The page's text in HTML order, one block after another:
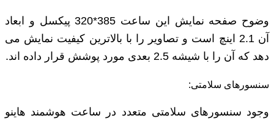
وضوح صفحه نمایش این ساعت 385*320 پیکسل و ابعاد
آن 2.1 اینچ است و تصاویر را با بالاترین کیفیت نمایش می
‌دهد که آن را با شیشه 2.5 بعدی مورد پوشش قرار داده اند.
سنسورهای سلامتی:
وجود سنسورهای سلامتی متعدد در ساعت هوشمند هاینو